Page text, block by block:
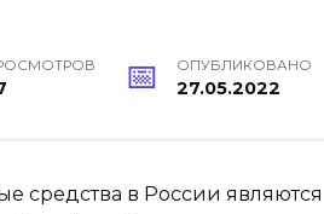
ОПУБЛИКОВАНО
27.05.2022
средства в России являются